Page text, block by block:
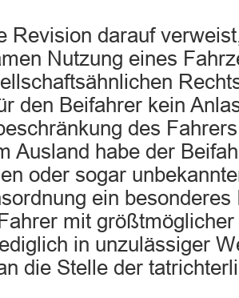
Revision darauf
Nutzung eines
den Beifahrer kein
des
Ausland habe der
oder sogar
ein besonderes
mit
in unzulässiger
die Stelle der